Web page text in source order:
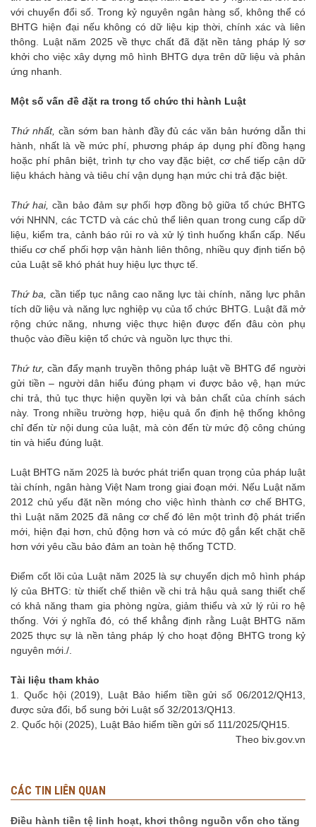
với chuyển đổi số. Trong kỷ nguyên ngân hàng số, không thể có
BHTG hiện đại nếu không có dữ liệu kịp thời, chính xác và liên
thông. Luật năm 2025 về thực chất đã đặt nền tảng pháp lý sơ
khởi cho việc xây dựng mô hình BHTG dựa trên dữ liệu và phản
ứng nhanh.
Một số vấn đề đặt ra trong tổ chức thi hành Luật
Thứ nhất, cần sớm ban hành đầy đủ các văn bản hướng dẫn thi
hành, nhất là về mức phí, phương pháp áp dụng phí đồng hạng
hoặc phí phân biệt, trình tự cho vay đặc biệt, cơ chế tiếp cận dữ
liệu khách hàng và tiêu chí vận dụng hạn mức chi trả đặc biệt.
Thứ hai, cần bảo đảm sự phối hợp đồng bộ giữa tổ chức BHTG
với NHNN, các TCTD và các chủ thể liên quan trong cung cấp dữ
liệu, kiểm tra, cảnh báo rủi ro và xử lý tình huống khẩn cấp. Nếu
thiếu cơ chế phối hợp vận hành liên thông, nhiều quy định tiến bộ
của Luật sẽ khó phát huy hiệu lực thực tế.
Thứ ba, cần tiếp tục nâng cao năng lực tài chính, năng lực phân
tích dữ liệu và năng lực nghiệp vụ của tổ chức BHTG. Luật đã mở
rộng chức năng, nhưng việc thực hiện được đến đâu còn phụ
thuộc vào điều kiện tổ chức và nguồn lực thực thi.
Thứ tư,cần đẩy mạnh truyền thông pháp luật về BHTG để người
gửi tiền – người dân hiểu đúng phạm vi được bảo vệ, hạn mức
chi trả, thủ tục thực hiện quyền lợi và bản chất của chính sách
này. Trong nhiều trường hợp, hiệu quả ổn định hệ thống không
chỉ đến từ nội dung của luật, mà còn đến từ mức độ công chúng
tin và hiểu đúng luật.
Luật BHTG năm 2025 là bước phát triển quan trọng của pháp luật
tài chính, ngân hàng Việt Nam trong giai đoạn mới. Nếu Luật năm
2012 chủ yếu đặt nền móng cho việc hình thành cơ chế BHTG,
thì Luật năm 2025 đã nâng cơ chế đó lên một trình độ phát triển
mới, hiện đại hơn, chủ động hơn và có mức độ gắn kết chặt chẽ
hơn với yêu cầu bảo đảm an toàn hệ thống TCTD.
Điểm cốt lõi của Luật năm 2025 là sự chuyển dịch mô hình pháp
lý của BHTG: từ thiết chế thiên về chi trả hậu quả sang thiết chế
có khả năng tham gia phòng ngừa, giảm thiểu và xử lý rủi ro hệ
thống. Với ý nghĩa đó, có thể khẳng định rằng Luật BHTG năm
2025 thực sự là nền tảng pháp lý cho hoạt động BHTG trong kỷ
nguyên mới./.
Tài liệu tham khảo
1. Quốc hội (2019), Luật Bảo hiểm tiền gửi số 06/2012/QH13,
được sửa đổi, bổ sung bởi Luật số 32/2013/QH13.
2. Quốc hội (2025), Luật Bảo hiểm tiền gửi số 111/2025/QH15.
Theo biv.gov.vn
CÁC TIN LIÊN QUAN
Điều hành tiền tệ linh hoạt, khơi thông nguồn vốn cho tăng